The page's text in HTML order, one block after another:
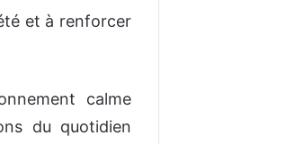
et à renforcer
calme
du quotidien